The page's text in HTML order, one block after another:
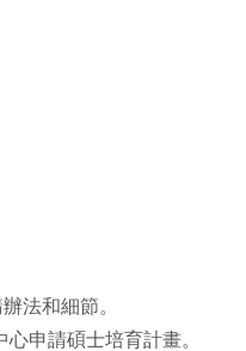
法和細節。
申請碩士培育計畫。